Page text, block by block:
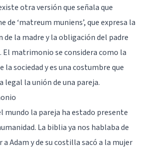
otra versión que señala que
‘matreum muniens’, que expresa la
de la madre y la obligación del padre
El matrimonio se considera como la
la sociedad y es una costumbre que
legal la unión de una pareja.
mundo la pareja ha estado presente
La biblia ya nos hablaba de
Adam y de su costilla sacó a la mujer